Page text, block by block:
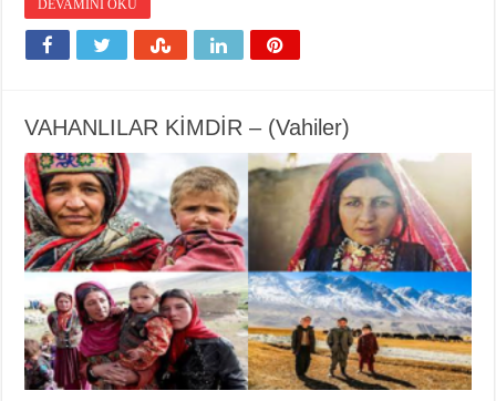
DEVAMINI OKU
VAHANLILAR KİMDİR – (Vahiler)